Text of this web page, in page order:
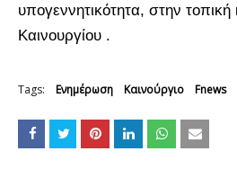
υπογεννητικότητα, στην τοπική
Καινουργίου .
Tags: Ενημέρωση Καινούργιο Fnews